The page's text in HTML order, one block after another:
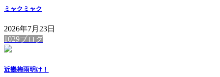
ミャクミャク
2026年7月23日
1029ブログ
近畿梅雨明け！